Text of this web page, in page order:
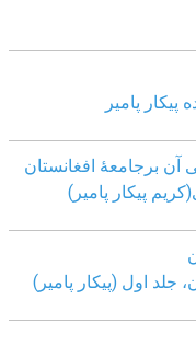
پامیر
آن برجامعۀ افغانستان
(کریم پیکار پامیر)
جلد اول (پیکار پامیر)